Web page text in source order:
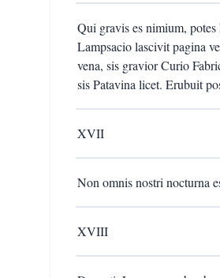
Qui gravis es nimium,
Lampsacio lascivit pagina
vena, sis gravior Curio
sis Patavina licet. Erubuit
XVII
Non omnis nostri nocturna
XVIII